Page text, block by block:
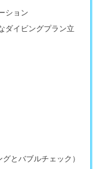
ション
ダイビングプラン立
とバブルチェック）